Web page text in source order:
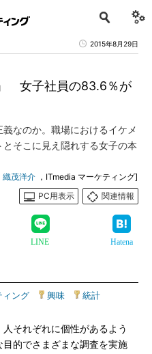
2015年8月29日
女子社員の83.6％が
なのか。職場におけるイケメ
そこに見え隠れする女子の本
織茂洋介 ，ITmedia マーケティング]
PC用表示
関連情報
LINE Hatena
ィング 興味 統計
それぞれに個性があるよう
的でさまざまな調査を実施